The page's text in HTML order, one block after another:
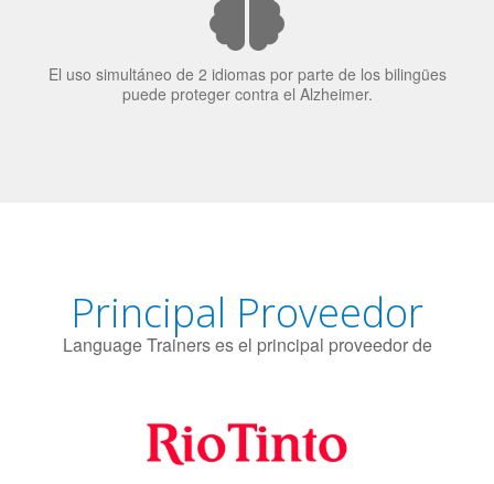
como una calidad extremadamente impresionante en los
candidatos laborales.
Principal Proveedor
Language Trainers es el principal proveedor de